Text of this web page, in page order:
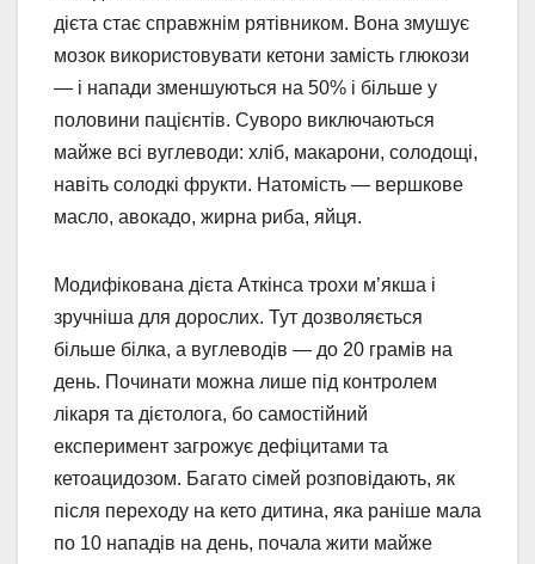
дієта стає справжнім рятівником. Вона змушує
мозок використовувати кетони замість глюкози
— і напади зменшуються на 50% і більше у
половини пацієнтів. Суворо виключаються
майже всі вуглеводи: хліб, макарони, солодощі,
навіть солодкі фрукти. Натомість — вершкове
масло, авокадо, жирна риба, яйця.
Модифікована дієта Аткінса трохи м’якша і
зручніша для дорослих. Тут дозволяється
більше білка, а вуглеводів — до 20 грамів на
день. Починати можна лише під контролем
лікаря та дієтолога, бо самостійний
експеримент загрожує дефіцитами та
кетоацидозом. Багато сімей розповідають, як
після переходу на кето дитина, яка раніше мала
по 10 нападів на день, почала жити майже